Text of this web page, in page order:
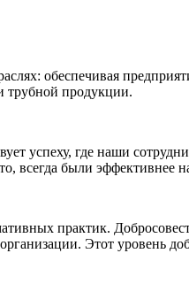
обеспечивая
трубной продукции.
успеху, где наши
всегда были эффективнее
практик.
Этот уровень